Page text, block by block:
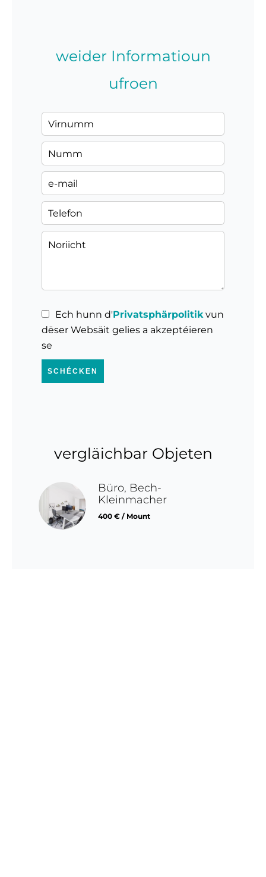
weider Informatioun
ufroen
Ech hunn d'Privatsphärpolitikvun
dëser Websäit gelies a akzeptéieren
se
SCHÉCKEN
vergläichbar Objeten
Büro, Bech-
Kleinmacher
400 € / Mount